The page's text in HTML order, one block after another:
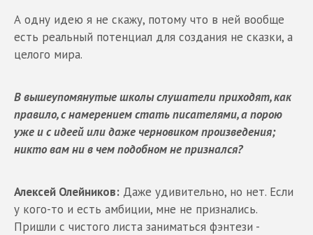
А одну идею я не скажу, потому что в ней вообще
есть реальный потенциал для создания не сказки, а
целого мира.
В вышеупомянутые школы слушатели приходят, как
правило, с намерением стать писателями, а порою
уже и с идеей или даже черновиком произведения;
никто вам ни в чем подобном не признался?
Алексей Олейников: Даже удивительно, но нет. Если
у кого-то и есть амбиции, мне не признались.
Пришли с чистого листа заниматься фэнтези -